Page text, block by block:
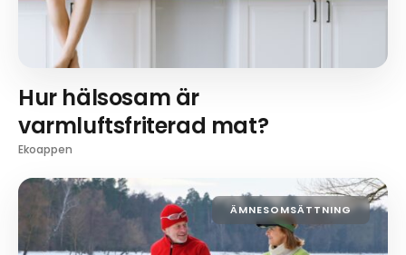
Hur hälsosam är
varmluftsfriterad mat?
Ekoappen
ÄMNESOMSÄTTNING